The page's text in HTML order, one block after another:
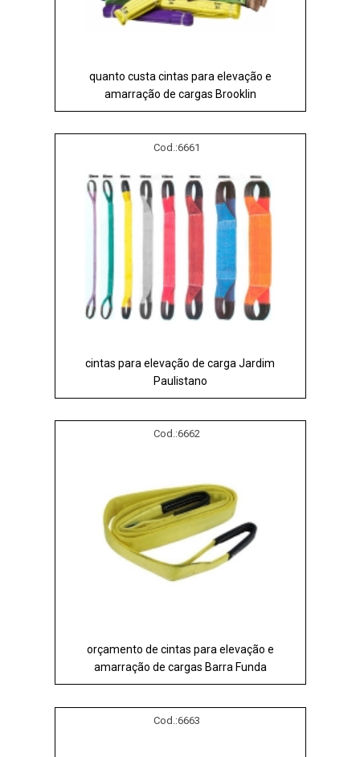
quanto custa cintas para elevação e
amarração de cargas Brooklin
Cod.:6661
cintas para elevação de carga Jardim
Paulistano
Cod.:6662
orçamento de cintas para elevação e
amarração de cargas Barra Funda
Cod.:6663